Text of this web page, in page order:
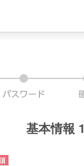
基本情報 1